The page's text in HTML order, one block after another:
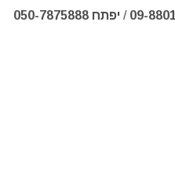
09-
/ יפתח 050-7875888